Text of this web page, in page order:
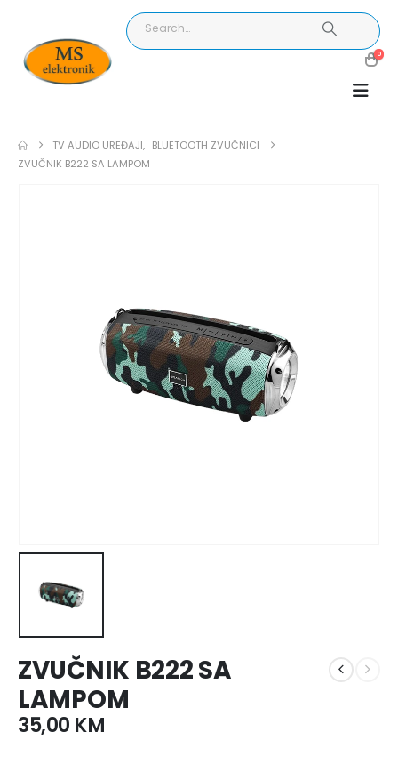
0
TV AUDIO UREĐAJI, BLUETOOTH ZVUČNICI
ZVUČNIK B222 SA LAMPOM
ZVUČNIK B222 SA
LAMPOM
35,00 KM